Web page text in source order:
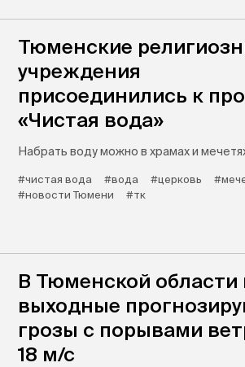
Тюменские
учреждения
присоединились к
«Чистая вода»
Набрать воду можно в храмах и
#чистая вода #вода #церковь
#новости Тюмени
#тк
В Тюменской области
выходные
грозы с порывами
18 м/с